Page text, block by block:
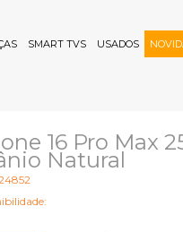
SMART TVS USADOS
16 Pro Max
Natural